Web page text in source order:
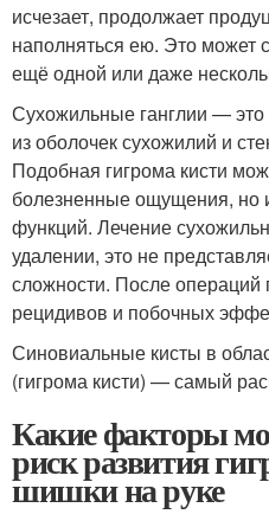
исчезает, продолжает
наполняться ею. Это может
ещё одной или даже
Сухожильные ганглии — это
из оболочек сухожилий и
Подобная гигрома кисти
болезненные ощущения, но
функций. Лечение
удалении, это не
сложности. После операций
рецидивов и побочных
Синовиальные кисты в
(гигрома кисти) — самый
Какие факторы
риск развития
шишки на руке